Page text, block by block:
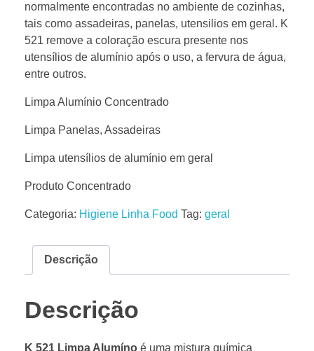
normalmente encontradas no ambiente de cozinhas,
tais como assadeiras, panelas, utensilios em geral. K
521 remove a coloração escura presente nos
utensílios de alumínio após o uso, a fervura de água,
entre outros.
Limpa Alumínio Concentrado
Limpa Panelas, Assadeiras
Limpa utensílios de alumínio em geral
Produto Concentrado
Categoria: Higiene Linha Food Tag: geral
Descrição
Descrição
K 521 Limpa Alumíno é uma mistura química